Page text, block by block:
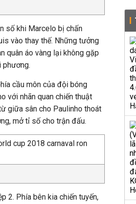
số khi Marcelo bị chấn
vào thay thế. Những tưởng
quân áo vàng lại không gặp
phương.
cầu môn của đội bóng
với nhãn quan chiến thuật
giữa sân cho Paulinho thoát
mở tỉ số cho trận đấu.
2. Phía bên kia chiến tuyến,